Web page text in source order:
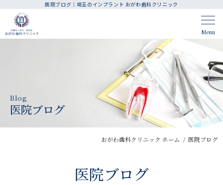
医院ブログ｜埼玉のインプラント おがわ歯科クリニック
Menu
Blog
医院ブログ
おがわ歯科クリニック ホーム 医院ブログ
医院ブログ
CLINIC CONTENTS
院長・スタッフ紹介
料金表
アクセス・医院案内
人材育成・採用
お知らせ
医院ブログ
歯周病治療